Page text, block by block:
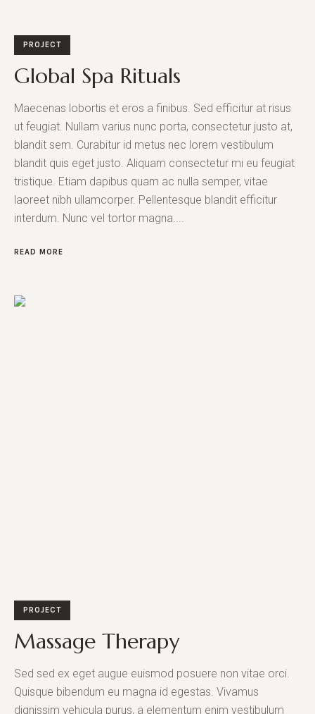
PROJECT
Global Spa Rituals
Maecenas lobortis et eros a finibus. Sed efficitur at risus
ut feugiat. Nullam varius nunc porta, consectetur justo at,
blandit sem. Curabitur id metus nec lorem vestibulum
blandit quis eget justo. Aliquam consectetur mi eu feugiat
tristique. Etiam dapibus quam ac nulla semper, vitae
laoreet nibh ullamcorper. Pellentesque blandit efficitur
interdum. Nunc vel tortor magna....
READ MORE
PROJECT
Massage Therapy
Sed sed ex eget augue euismod posuere non vitae orci.
Quisque bibendum eu magna id egestas. Vivamus
dignissim vehicula purus, a elementum enim vestibulum